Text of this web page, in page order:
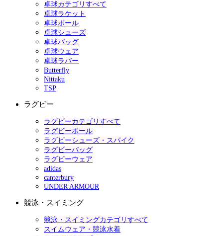
卓球カテゴリすべて
卓球ラケット
卓球ボール
卓球シューズ
卓球バッグ
卓球ウェア
卓球ラバー
Butterfly
Nittaku
TSP
ラグビー
ラグビーカテゴリすべて
ラグビーボール
ラグビーシューズ・スパイク
ラグビーバッグ
ラグビーウェア
adidas
canterbury
UNDER ARMOUR
競泳・スイミング
競泳・スイミングカテゴリすべて
スイムウェア・競泳水着